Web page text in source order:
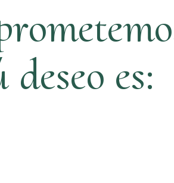
es: